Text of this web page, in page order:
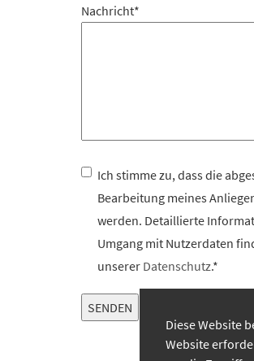
Diese Website
Website
Nachricht*
Ich stimme zu, dass die
Bearbeitung meines
werden. Detaillierte
Umgang mit Nutzerdaten
unserer Datenschutz.*